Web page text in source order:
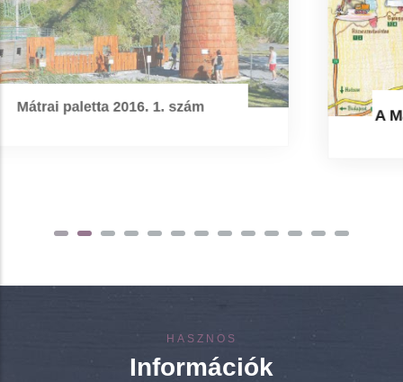
A Mátra grafikus térképe információkkal
HASZNOS
Információk